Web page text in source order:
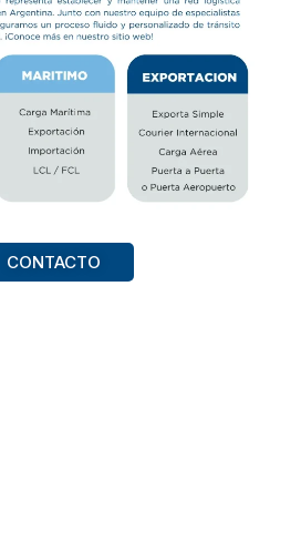
CONTACTO